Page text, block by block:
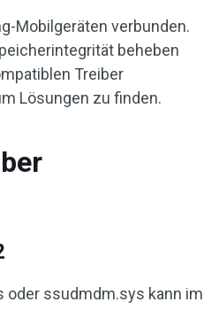
Mobilgeräten verbunden.
beheben
Treiber
Lösungen zu finden.
oder ssudmdm.sys kann im